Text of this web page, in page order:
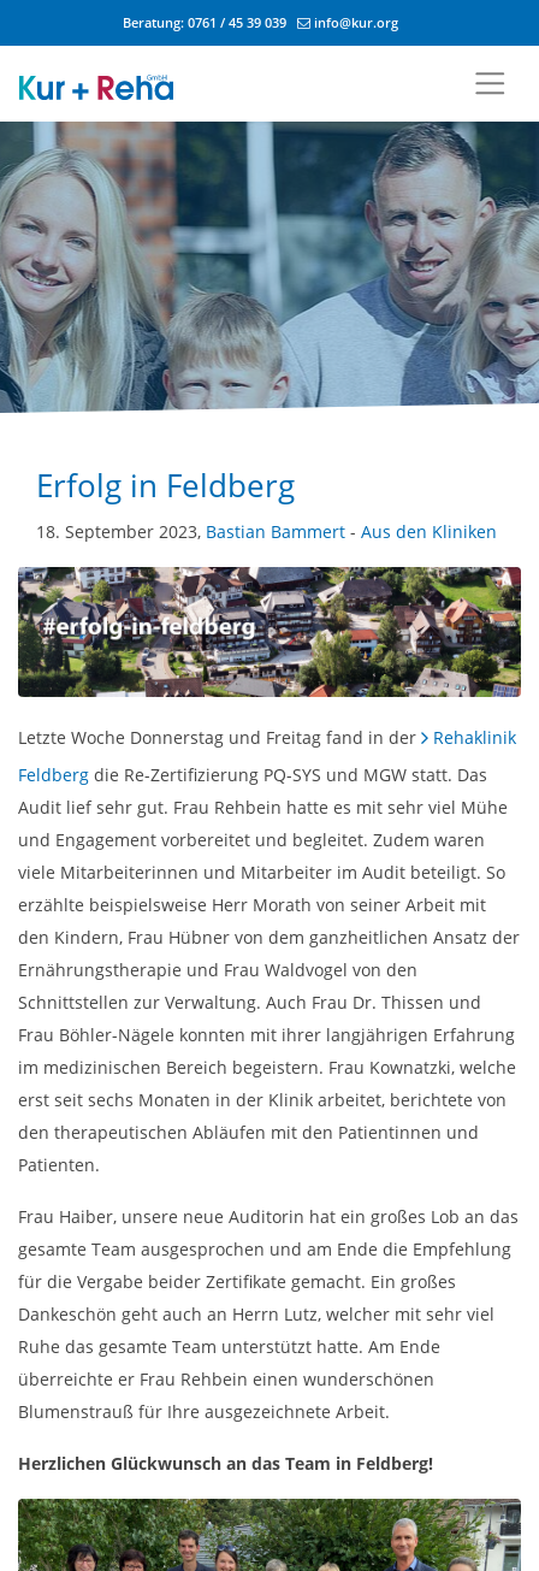
Beratung: 0761 / 45 39 039 info@kur.org
Erfolg in Feldberg
18. September 2023, Bastian Bammert - Aus den Kliniken
Letzte Woche Donnerstag und Freitag fand in der
Rehaklinik
Feldberg die Re-Zertifizierung PQ-SYS und MGW statt. Das
Audit lief sehr gut. Frau Rehbein hatte es mit sehr viel Mühe
und Engagement vorbereitet und begleitet. Zudem waren
viele Mitarbeiterinnen und Mitarbeiter im Audit beteiligt. So
erzählte beispielsweise Herr Morath von seiner Arbeit mit
den Kindern, Frau Hübner von dem ganzheitlichen Ansatz der
Ernährungstherapie und Frau Waldvogel von den
Schnittstellen zur Verwaltung. Auch Frau Dr. Thissen und
Frau Böhler-Nägele konnten mit ihrer langjährigen Erfahrung
im medizinischen Bereich begeistern. Frau Kownatzki, welche
erst seit sechs Monaten in der Klinik arbeitet, berichtete von
den therapeutischen Abläufen mit den Patientinnen und
Patienten.
Frau Haiber, unsere neue Auditorin hat ein großes Lob an das
gesamte Team ausgesprochen und am Ende die Empfehlung
für die Vergabe beider Zertifikate gemacht. Ein großes
Dankeschön geht auch an Herrn Lutz, welcher mit sehr viel
Ruhe das gesamte Team unterstützt hatte. Am Ende
überreichte er Frau Rehbein einen wunderschönen
Blumenstrauß für Ihre ausgezeichnete Arbeit.
Herzlichen Glückwunsch an das Team in Feldberg!